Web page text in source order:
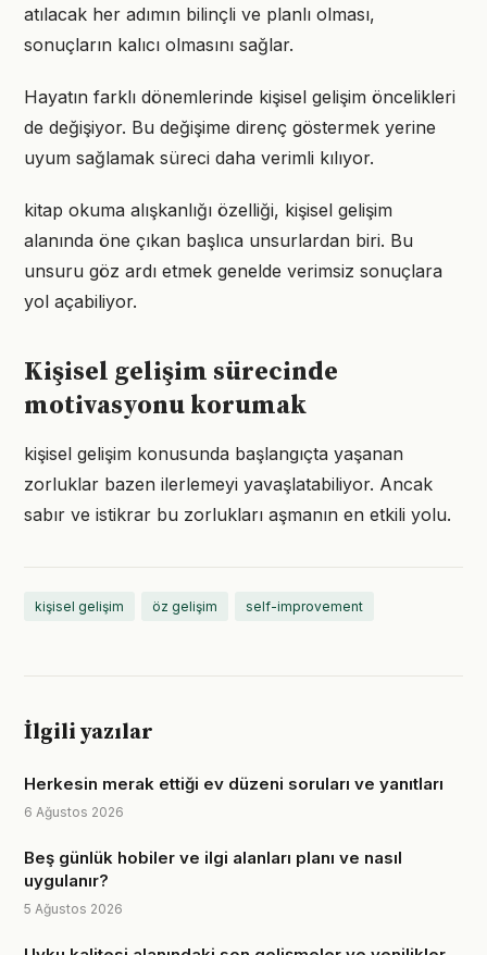
atılacak her adımın bilinçli ve planlı olması,
sonuçların kalıcı olmasını sağlar.
Hayatın farklı dönemlerinde kişisel gelişim öncelikleri
de değişiyor. Bu değişime direnç göstermek yerine
uyum sağlamak süreci daha verimli kılıyor.
kitap okuma alışkanlığı özelliği, kişisel gelişim
alanında öne çıkan başlıca unsurlardan biri. Bu
unsuru göz ardı etmek genelde verimsiz sonuçlara
yol açabiliyor.
Kişisel gelişim sürecinde
motivasyonu korumak
kişisel gelişim konusunda başlangıçta yaşanan
zorluklar bazen ilerlemeyi yavaşlatabiliyor. Ancak
sabır ve istikrar bu zorlukları aşmanın en etkili yolu.
kişisel gelişim öz gelişim self-improvement
İlgili yazılar
Herkesin merak ettiği ev düzeni soruları ve yanıtları
6 Ağustos 2026
Beş günlük hobiler ve ilgi alanları planı ve nasıl
uygulanır?
5 Ağustos 2026